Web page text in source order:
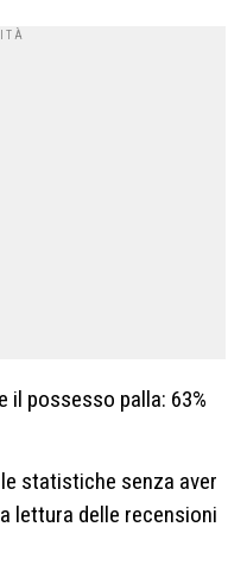
il possesso palla: 63%
statistiche senza aver
lettura delle recensioni